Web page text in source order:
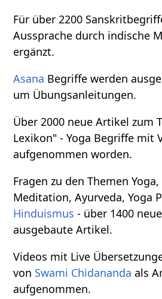
Für über 2200
Aussprache durch indische
ergänzt.
Asana Begriffe werden
um Übungsanleitungen.
Über 2000 neue Artikel zum
Lexikon" - Yoga Begriffe mit
aufgenommen worden.
Fragen zu den Themen Yoga,
Meditation, Ayurveda, Yoga
Hinduismus - über 1400
ausgebaute Artikel.
Videos mit Live
von Swami Chidananda als
aufgenommen.